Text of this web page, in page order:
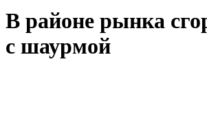
В районе рынка
с шаурмой